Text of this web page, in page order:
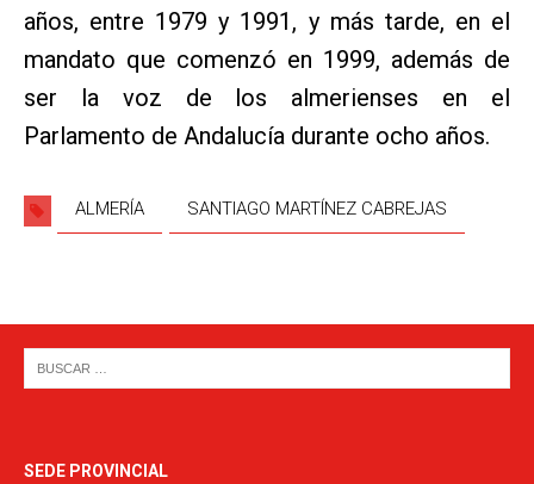
años, entre 1979 y 1991, y más tarde, en el
mandato que comenzó en 1999, además de
ser la voz de los almerienses en el
Parlamento de Andalucía durante ocho años.
ALMERÍA SANTIAGO MARTÍNEZ CABREJAS
SEDE PROVINCIAL